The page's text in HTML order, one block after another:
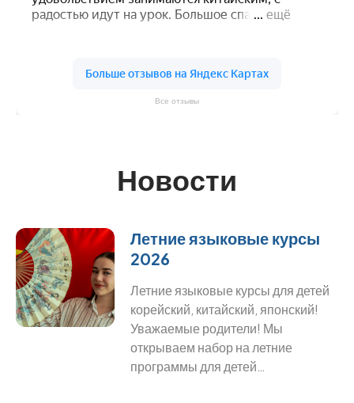
Все отзывы
Новости
Летние языковые курсы
2026
Летние языковые курсы для детей
корейский, китайский, японский!
Уважаемые родители! Мы
открываем набор на летние
программы для детей…